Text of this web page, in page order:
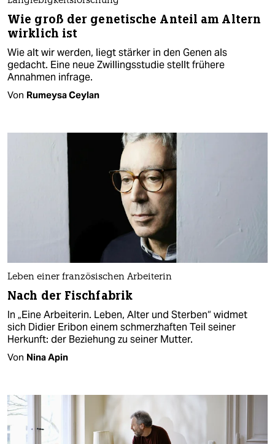
Wie groß der genetische Anteil am Altern
wirklich ist
Wie alt wir werden, liegt stärker in den Genen als
gedacht. Eine neue Zwillingsstudie stellt frühere
Annahmen infrage.
Von Rumeysa Ceylan
Leben einer französischen Arbeiterin
Nach der Fischfabrik
In „Eine Arbeiterin. Leben, Alter und Sterben“ widmet
sich Didier Eribon einem schmerzhaften Teil seiner
Herkunft: der Beziehung zu seiner Mutter.
Von Nina Apin